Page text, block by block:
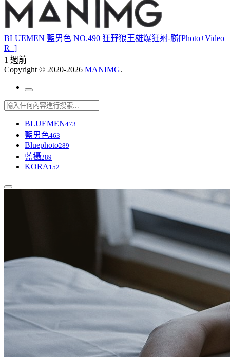
BLUEMEN 藍男色 NO.490 狂野狼王雄爆狂射-勝[Photo+Video
R+]
1 週前
Copyright © 2020-2026 MANIMG.
BLUEMEN473
藍男色463
Bluephoto289
藍攝289
KORA 152